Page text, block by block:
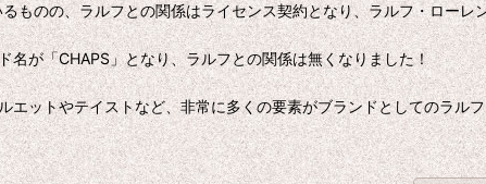
ものの、ラルフとの関係はライセンス契約となり、ラルフ・ローレ
名が「CHAPS」となり、ラルフとの関係は無くなりました！
エットやテイストなど、非常に多くの要素がブランドとしてのラ